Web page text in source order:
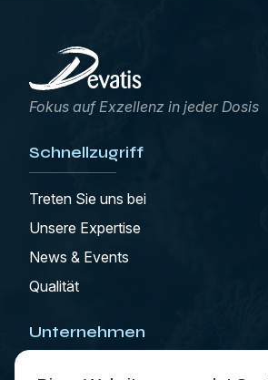
Fokus auf Exzellenz in jeder Dosis
Schnellzugriff
Treten Sie uns bei
Unsere Expertise
News & Events
Qualität
Unternehmen